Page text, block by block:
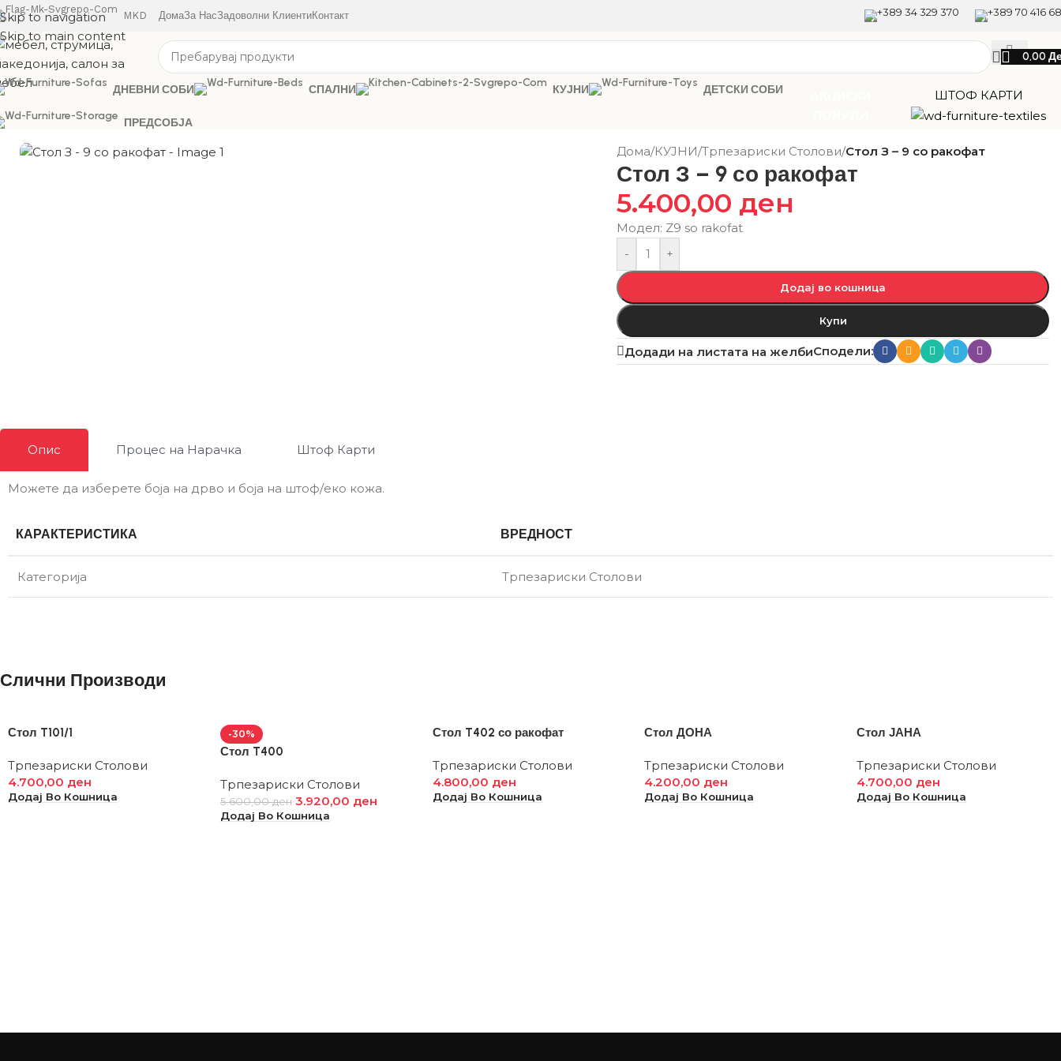
Skip to navigation
Skip to main content
MKD ДомаЗа НасЗадоволни КлиентиКонтакт +389 34 329 370 +389 70 416
0,00
ДНЕВНИ СОБИ СПАЛНИ КУЈНИ ДЕТСКИ СОБИ
ПРЕДСОБЈА
ШТОФ КАРТИ
Дома/КУЈНИ/Трпезариски Столови/Стол З – 9 со ракофат
Стол З – 9 со ракофат
5.400,00 ден
Модел: Z9 so rakofat
-
+
Додај во кошница
Купи
Додади на листата на желбиСподели:
Опис Процес на Нарачка Штоф Карти
Можете да изберете боја на дрво и боја на штоф/еко кожа.
КАРАКТЕРИСТИКА ВРЕДНОСТ
Категорија Трпезариски Столови
Слични Производи
Стол T101/1
Трпезариски Столови
4.700,00 ден
Додај Во Кошница
-30%
Стол T400
Трпезариски Столови
5.600,00ден 3.920,00 ден
Додај Во Кошница
Стол T402 со ракофат
Трпезариски Столови
4.800,00 ден
Додај Во Кошница
Стол ДОНА
Трпезариски Столови
4.200,00 ден
Додај Во Кошница
Стол ЈАНА
Трпезариски Столови
4.700,00 ден
Додај Во Кошница